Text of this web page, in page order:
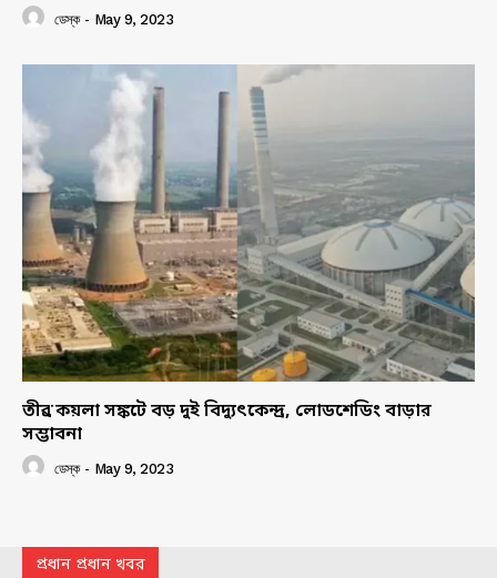
ডেস্ক - May 9, 2023
তীব্র কয়লা সঙ্কটে বড় দুই বিদ্যুৎকেন্দ্র, লোডশেডিং বাড়ার
সম্ভাবনা
ডেস্ক - May 9, 2023
প্রধান প্রধান খবর